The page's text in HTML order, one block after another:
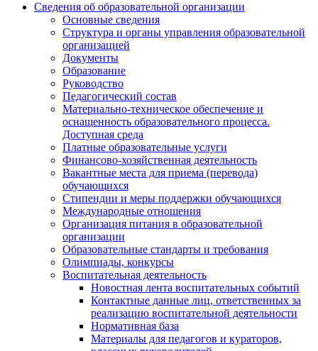
Сведения об образовательной организации
Основные сведения
Структура и органы управления образовательной
организацией
Документы
Образование
Руководство
Педагогический состав
Материально-техническое обеспечение и
оснащенность образовательного процесса.
Доступная среда
Платные образовательные услуги
Финансово-хозяйственная деятельность
Вакантные места для приема (перевода)
обучающихся
Стипендии и меры поддержки обучающихся
Международные отношения
Организация питания в образовательной
организации
Образовательные стандарты и требования
Олимпиады, конкурсы
Воспитательная деятельность
Новостная лента воспитательных событий
Контактные данные лиц, ответственных за
реализацию воспитательной деятельности
Нормативная база
Материалы для педагогов и кураторов,